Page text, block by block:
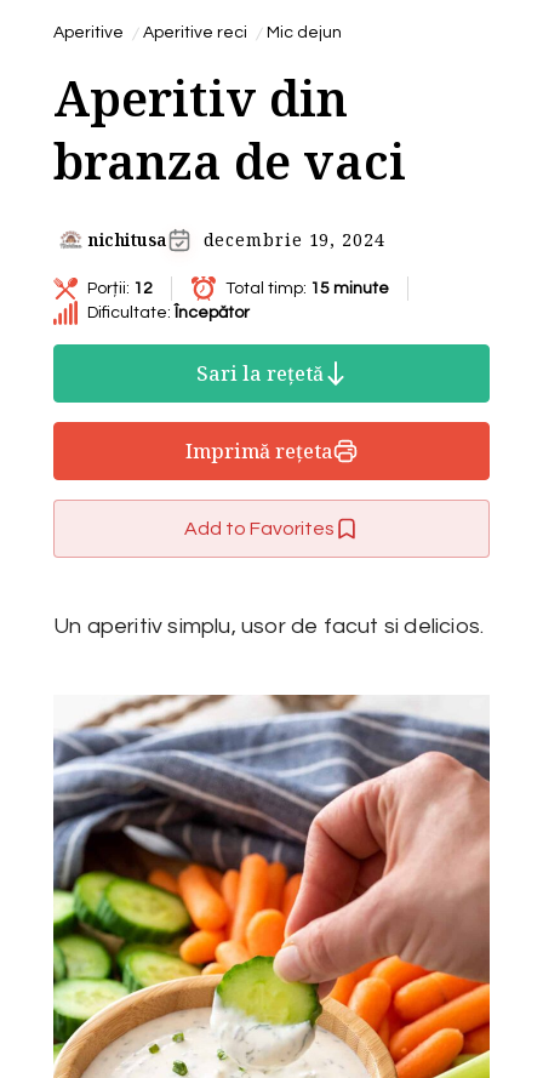
Aperitive Aperitive reci Mic dejun
Aperitiv din
branza de vaci
nichitusa decembrie 19, 2024
Porții: 12 Total timp: 15 minute
Dificultate: Începător
Sari la rețetă
Imprimă rețeta
Add to Favorites
Un aperitiv simplu, usor de facut si delicios.